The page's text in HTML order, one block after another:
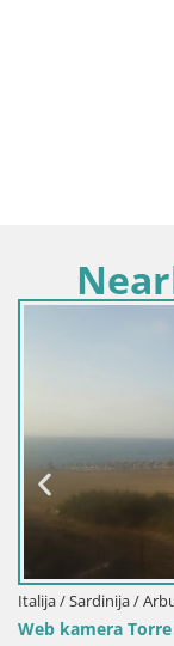
uživo na